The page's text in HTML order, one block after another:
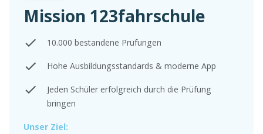
Mission 123fahrschule
10.000 bestandene Prüfungen
Hohe Ausbildungsstandards & moderne App
Jeden Schüler erfolgreich durch die Prüfung
bringen
Unser Ziel: